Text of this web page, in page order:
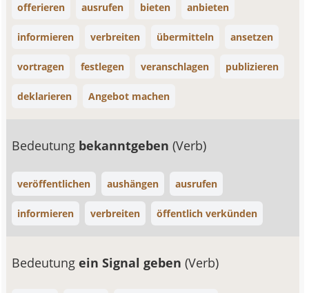
offerieren ausrufen bieten anbieten
informieren verbreiten übermitteln ansetzen
vortragen festlegen veranschlagen publizieren
deklarieren Angebot machen
Bedeutung bekanntgeben(Verb)
veröffentlichen aushängen ausrufen
informieren verbreiten öffentlich verkünden
Bedeutungein Signal geben(Verb)